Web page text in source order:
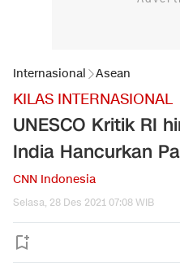
Internasional Asean
KILAS INTERNASIONAL
UNESCO Kritik RI
India Hancurkan
CNN Indonesia
Selasa, 28 Des 2021 07:08 WIB